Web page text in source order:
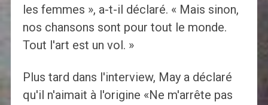
les femmes », a-t-il déclaré. « Mais sinon,
nos chansons sont pour tout le monde.
Tout l'art est un vol. »
Plus tard dans l'interview, May a déclaré
qu'il n'aimait à l'origine «Ne m'arrête pas